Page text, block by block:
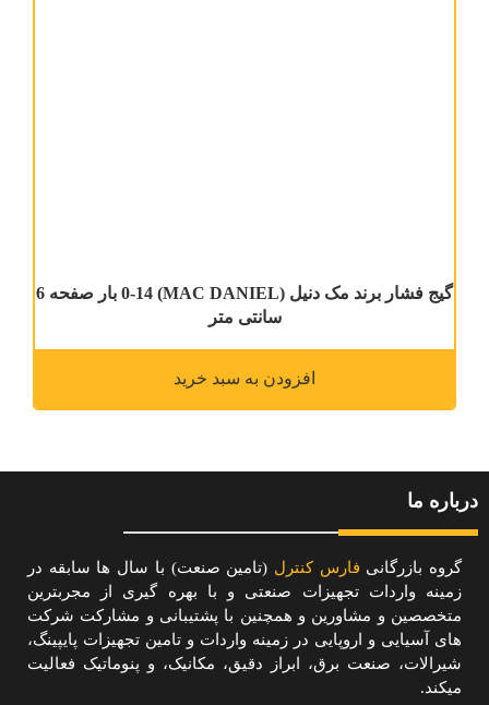
گیج فشار برند مک دنیل (MAC DANIEL) 0-14 بار صفحه 6
سانتی متر
افزودن به سبد خرید
درباره ما
گروه بازرگانی فارس کنترل (تامین صنعت) با سال ها سابقه در
زمینه واردات تجهیزات صنعتی و با بهره گیری از مجربترین
متخصصین و مشاورین و همچنین با پشتیبانی و مشارکت شرکت
های آسیایی و اروپایی در زمینه واردات و تامین تجهیزات پایپینگ،
شیرالات، صنعت برق، ابراز دقیق، مکانیک، و پنوماتیک فعالیت
میکند.